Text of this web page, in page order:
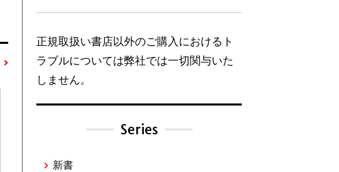
正規取扱い書店以外のご購入におけるト
ラブルについては弊社では一切関与いた
しません。
Series
新書